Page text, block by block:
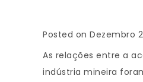
Posted on Dezembro
As relações entre a
indústria mineira